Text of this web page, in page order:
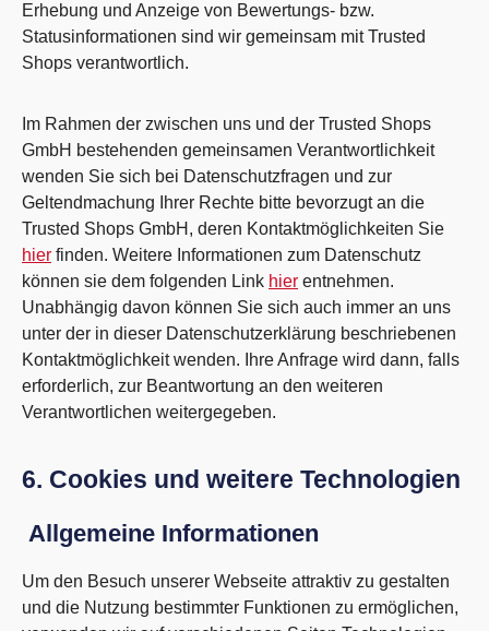
Erhebung und Anzeige von Bewertungs- bzw.
Statusinformationen sind wir gemeinsam mit Trusted
Shops verantwortlich.
Im Rahmen der zwischen uns und der Trusted Shops
GmbH bestehenden gemeinsamen Verantwortlichkeit
wenden Sie sich bei Datenschutzfragen und zur
Geltendmachung Ihrer Rechte bitte bevorzugt an die
Trusted Shops GmbH, deren Kontaktmöglichkeiten Sie
hier finden. Weitere Informationen zum Datenschutz
können sie dem folgenden Link hier entnehmen.
Unabhängig davon können Sie sich auch immer an uns
unter der in dieser Datenschutzerklärung beschriebenen
Kontaktmöglichkeit wenden. Ihre Anfrage wird dann, falls
erforderlich, zur Beantwortung an den weiteren
Verantwortlichen weitergegeben.
6. Cookies und weitere Technologien
Allgemeine Informationen
Um den Besuch unserer Webseite attraktiv zu gestalten
und die Nutzung bestimmter Funktionen zu ermöglichen,